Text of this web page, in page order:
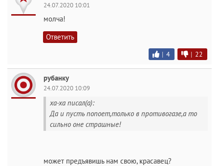
24.07.2020 10:01
молча!
Ответить
| 4 | 22
рубанку
24.07.2020 10:09
ха-ха писал(а):
Да и пусть попоет,только в противогазе,а то
сильно оне страшные!
может предъявишь нам свою, красавец?